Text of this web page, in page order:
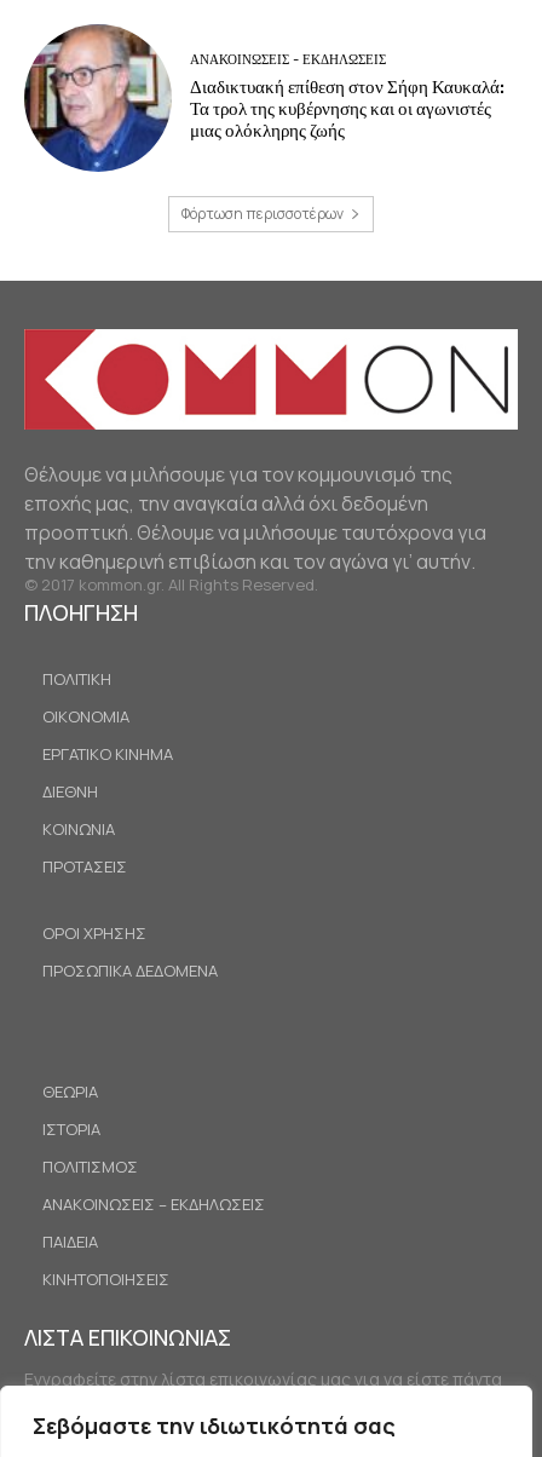
Σεβόμαστε την ιδιωτικότητά σας
ΑΝΑΚΟΙΝΩΣΕΙΣ - ΕΚΔΗΛΩΣΕΙΣ
Διαδικτυακή επίθεση στον Σήφη Καυκαλά:
Τα τρολ της κυβέρνησης και οι αγωνιστές
μιας ολόκληρης ζωής
Φόρτωση περισσοτέρων
Θέλουμε να μιλήσουμε για τον κομμουνισμό της
εποχής μας, την αναγκαία αλλά όχι δεδομένη
προοπτική. Θέλουμε να μιλήσουμε ταυτόχρονα για
την καθημερινή επιβίωση και τον αγώνα γι’ αυτήν.
© 2017 kommon.gr. All Rights Reserved.
ΠΛΟΗΓΗΣΗ
ΠΟΛΙΤΙΚΗ
ΟΙΚΟΝΟΜΙΑ
ΕΡΓΑΤΙΚΟ ΚΙΝΗΜΑ
ΔΙΕΘΝΗ
ΚΟΙΝΩΝΙΑ
ΠΡΟΤΑΣΕΙΣ
ΟΡΟΙ ΧΡΗΣΗΣ
ΠΡΟΣΩΠΙΚΑ ΔΕΔΟΜΕΝΑ
ΘΕΩΡΙΑ
ΙΣΤΟΡΙΑ
ΠΟΛΙΤΙΣΜΟΣ
ΑΝΑΚΟΙΝΩΣΕΙΣ – ΕΚΔΗΛΩΣΕΙΣ
ΠΑΙΔΕΙΑ
ΚΙΝΗΤΟΠΟΙΗΣΕΙΣ
ΛΙΣΤΑ ΕΠΙΚΟΙΝΩΝΙΑΣ
Εγγραφείτε στην λίστα επικοινωνίας μας για να είστε πάντα